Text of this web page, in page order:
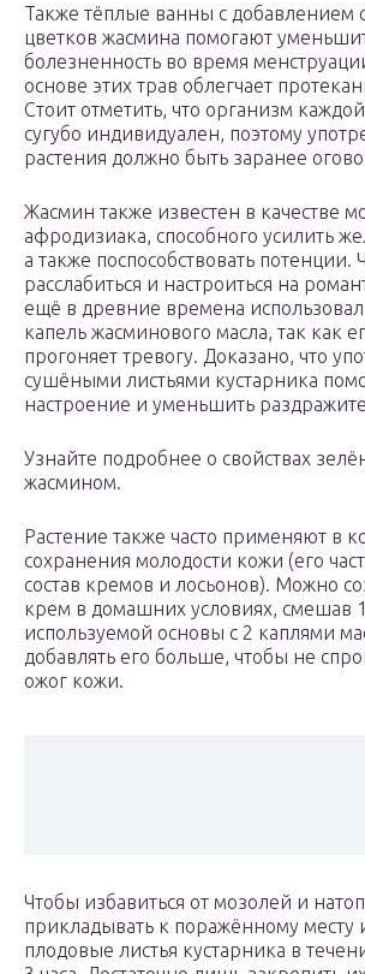
Также тёплые ванны с добавлением
цветков жасмина помогают
болезненность во время
основе этих трав облегчает
Стоит отметить, что организм
сугубо индивидуален, поэтому
растения должно быть заранее
Жасмин также известен в качестве
афродизиака, способного усилить
а также поспособствовать потенции.
расслабиться и настроиться на
ещё в древние времена
капель жасминового масла, так как
прогоняет тревогу. Доказано, что
сушёными листьями кустарника
настроение и уменьшить
Узнайте подробнее о свойствах
жасмином.
Растение также часто применяют в
сохранения молодости кожи (его
состав кремов и лосьонов). Можно
крем в домашних условиях, смешав
используемой основы с 2 каплями
добавлять его больше, чтобы не
ожог кожи.
Чтобы избавиться от мозолей и
прикладывать к поражённому месту
плодовые листья кустарника в